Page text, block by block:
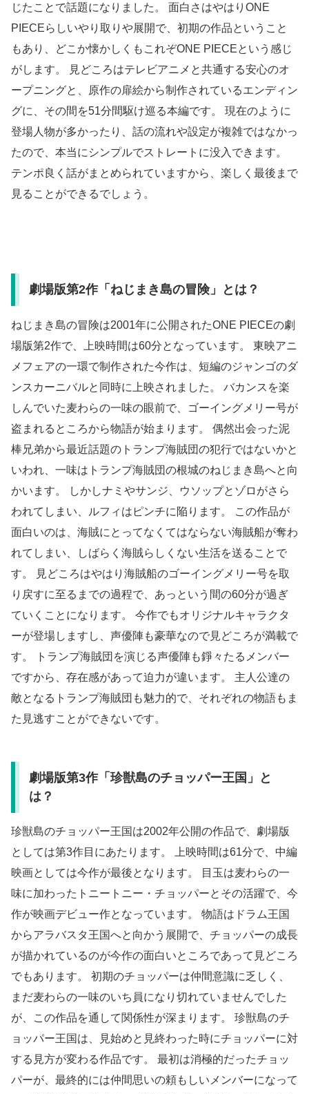
じたことで話題になりました。 面白さはやはりONE
PIECEらしいやり取りや展開で、初期の作品ということ
もあり、どこか懐かしくもこれぞONE PIECEという感じ
がします。 見どころはテレビアニメと共通する安心のオ
ープニングと、原作の扉絵から制作されているエンディン
グに、その間を51分間駆け巡る本編です。 現在のように
登場人物が多かったり、話の流れや設定が複雑ではなかっ
たので、本当にシンプルでストレートに没入できます。
テンポ良く話がまとめられていますから、楽しく最後まで
見ることができるでしょう。
劇場版第2作「ねじまき島の冒険」とは？
ねじまき島の冒険は2001年に公開されたONE PIECEの劇
場版第2作で、上映時間は60分となっています。 東映アニ
メフェアの一環で制作された今作は、短編のジャンゴのダ
ンスカーニバルと同時に上映されました。 バカンスを楽
しんでいた麦わらの一味の眼前で、ゴーイングメリー号が
盗まれるところから物語が始まります。 偶然出会った泥
棒兄弟から最近話題のトランプ海賊団の犯行ではないかと
いわれ、一味はトランプ海賊団の根城のねじまき島へと向
かいます。 しかしナミやサンジ、ウソップとゾロがさら
われてしまい、ルフィはピンチに陥ります。 この作品が
面白いのは、海賊にとってなくてはならない海賊船が奪わ
れてしまい、しばらく海賊らしくない生活を送ることで
す。 見どころはやはり海賊船のゴーイングメリー号を取
り戻すに至るまでの過程で、あっという間の60分が過ぎ
ていくことになります。 今作でもオリジナルキャラクタ
ーが登場しますし、声優陣も豪華なので見どころが満載で
す。 トランプ海賊団を演じる声優陣も錚々たるメンバー
ですから、存在感があって迫力が違います。 主人公達の
敵となるトランプ海賊団も魅力的で、それぞれの物語もま
た見逃すことができないです。
劇場版第3作「珍獣島のチョッパー王国」と
は？
珍獣島のチョッパー王国は2002年公開の作品で、劇場版
としては第3作目にあたります。 上映時間は61分で、中編
映画としては今作が最後となります。 目玉は麦わらの一
味に加わったトニートニー・チョッパーとその活躍で、今
作が映画デビュー作となっています。 物語はドラム王国
からアラバスタ王国へと向かう展開で、チョッパーの成長
が描かれているのが今作の面白いところであって見どころ
でもあります。 初期のチョッパーは仲間意識に乏しく、
まだ麦わらの一味のいち員になり切れていませんでした
が、この作品を通して関係性が深まります。 珍獣島のチ
ョッパー王国は、見始めと見終わった時にチョッパーに対
する見方が変わる作品です。 最初は消極的だったチョッ
パーが、最終的には仲間思いの頼もしいメンバーになって